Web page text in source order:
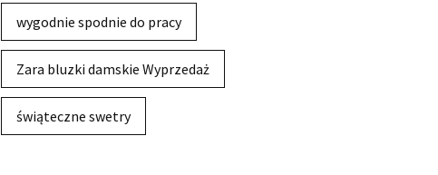
wygodnie spodnie do pracy
Zara bluzki damskie Wyprzedaż
świąteczne swetry